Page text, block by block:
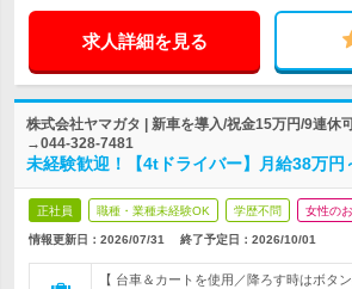
求人詳細を見る
株式会社ヤマガタ | 新車を導入/祝金15万円/9連休
→044-328-7481
未経験歓迎！【4tドライバー】月給38万円
正社員 職種・業種未経験OK 学歴不問 女性の
情報更新日：2026/07/31 終了予定日： 2026/10/01
【 台車＆カートを使用／降ろす時はボタ